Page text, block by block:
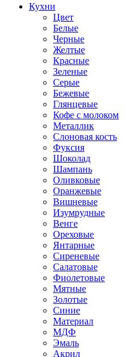
Кухни
Цвет
Белые
Черные
Желтые
Красные
Зеленые
Серые
Бежевые
Глянцевые
Кофе с молоком
Металлик
Слоновая кость
Фуксия
Шоколад
Шампань
Оливковые
Оранжевые
Вишневые
Изумрудные
Венге
Ореховые
Янтарные
Сиреневые
Салатовые
Фиолетовые
Мятные
Золотые
Синие
Материал
МДФ
Эмаль
Акрил